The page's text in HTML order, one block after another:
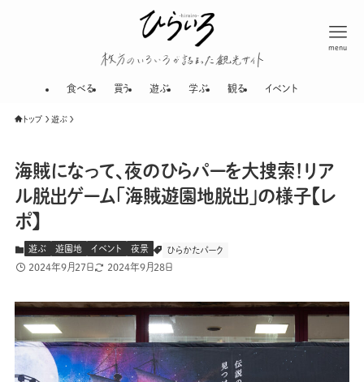
menu
食べる 買う 遊ぶ 学ぶ 観る イベント
トップ 遊ぶ
海賊になって、夜のひらパーを大捜索！リア
ル脱出ゲーム「海賊遊園地脱出」の様子【レ
ポ】
遊ぶ 遊園地 イベント 夜景 ひらかたパーク
2024年9月27日 2024年9月28日